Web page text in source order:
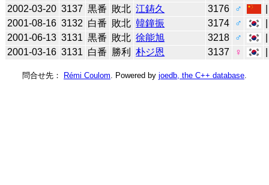
2002-03-20 3137 黒番 敗北 江鋳久 3176 ♂
2001-08-16 3132 白番 敗北 韓鐘振 3174 ♂
2001-06-13 3131 黒番 敗北 徐能旭 3218 ♂
2001-03-16 3131 白番 勝利 朴ジ恩 3137 ♀
問合せ先： Rémi Coulom . Powered by joedb, the C++ database